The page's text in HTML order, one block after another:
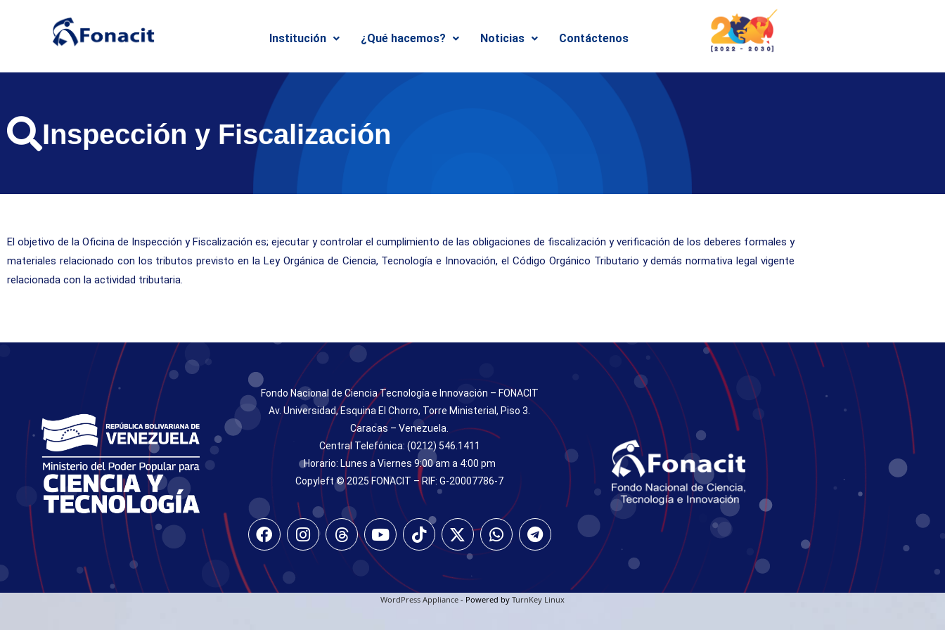
Institución ¿Qué hacemos? Noticias Contáctenos
Inspección y Fiscalización
El objetivo de la Oficina de Inspección y Fiscalización es; ejecutar y controlar el cumplimiento de las obligaciones de fiscalización y verificación de los deberes formales y
materiales relacionado con los tributos previsto en la Ley Orgánica de Ciencia, Tecnología e Innovación, el Código Orgánico Tributario y demás normativa legal vigente
relacionada con la actividad tributaria.
Fondo Nacional de Ciencia Tecnología e Innovación – FONACIT
Av. Universidad, Esquina El Chorro, Torre Ministerial, Piso 3.
Caracas – Venezuela.
Central Telefónica: (0212) 546.1411
Horario: Lunes a Viernes 9:00 am a 4:00 pm
Copyleft © 2025 FONACIT – RIF: G-20007786-7
WordPress Appliance - Powered by TurnKey Linux